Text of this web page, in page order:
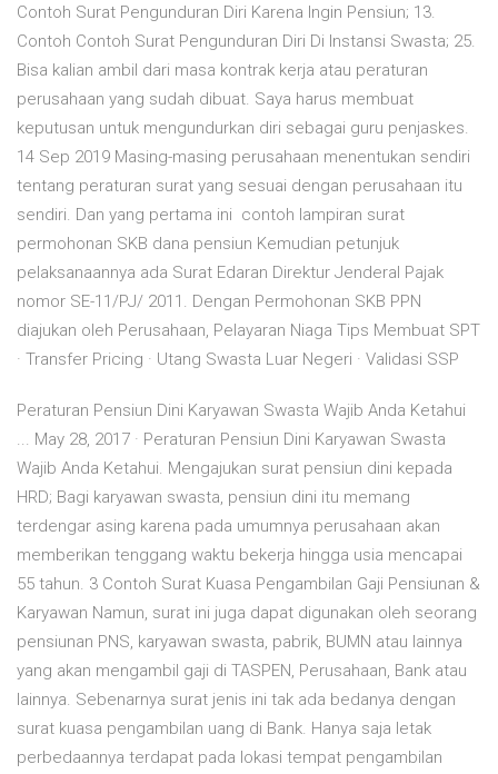
Contoh Surat Pengunduran Diri Karena Ingin Pensiun; 13.
Contoh Contoh Surat Pengunduran Diri Di Instansi Swasta; 25.
Bisa kalian ambil dari masa kontrak kerja atau peraturan
perusahaan yang sudah dibuat. Saya harus membuat
keputusan untuk mengundurkan diri sebagai guru penjaskes.
14 Sep 2019 Masing-masing perusahaan menentukan sendiri
tentang peraturan surat yang sesuai dengan perusahaan itu
sendiri. Dan yang pertama ini contoh lampiran surat
permohonan SKB dana pensiun Kemudian petunjuk
pelaksanaannya ada Surat Edaran Direktur Jenderal Pajak
nomor SE-11/PJ/ 2011. Dengan Permohonan SKB PPN
diajukan oleh Perusahaan, Pelayaran Niaga Tips Membuat SPT
· Transfer Pricing · Utang Swasta Luar Negeri · Validasi SSP
Peraturan Pensiun Dini Karyawan Swasta Wajib Anda Ketahui
... May 28, 2017 · Peraturan Pensiun Dini Karyawan Swasta
Wajib Anda Ketahui. Mengajukan surat pensiun dini kepada
HRD; Bagi karyawan swasta, pensiun dini itu memang
terdengar asing karena pada umumnya perusahaan akan
memberikan tenggang waktu bekerja hingga usia mencapai
55 tahun. 3 Contoh Surat Kuasa Pengambilan Gaji Pensiunan &
Karyawan Namun, surat ini juga dapat digunakan oleh seorang
pensiunan PNS, karyawan swasta, pabrik, BUMN atau lainnya
yang akan mengambil gaji di TASPEN, Perusahaan, Bank atau
lainnya. Sebenarnya surat jenis ini tak ada bedanya dengan
surat kuasa pengambilan uang di Bank. Hanya saja letak
perbedaannya terdapat pada lokasi tempat pengambilan